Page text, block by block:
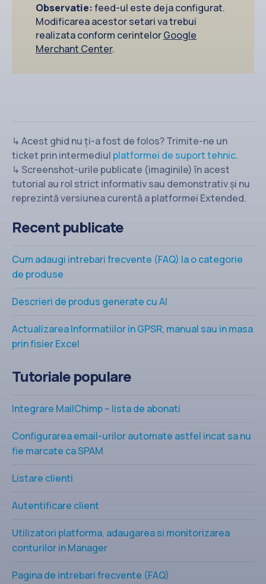
Observatie:feed-ul este deja configurat.
Modificarea acestor setari va trebui
realizata conform cerintelorGoogle
Merchant Center.
↳ Acest ghid nu ți-a fost de folos? Trimite-ne un
ticket prin intermediul platformei de suport tehnic.
↳ Screenshot-urile publicate (imaginile) în acest
tutorial au rol strict informativ sau demonstrativ și nu
reprezintă versiunea curentă a platformei Extended.
Recent publicate
Cum adaugi intrebari frecvente (FAQ) la o categorie
de produse
Descrieri de produs generate cu AI
Actualizarea Informatiilor in GPSR, manual sau in masa
prin fisier Excel
Tutoriale populare
Integrare MailChimp – lista de abonati
Configurarea email-urilor automate astfel incat sa nu
fie marcate ca SPAM
Listare clienti
Autentificare client
Utilizatori platforma, adaugarea si monitorizarea
conturilor in Manager
Pagina de intrebari frecvente (FAQ)